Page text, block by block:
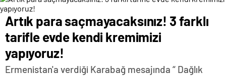
Artık para saçmayacaksınız! 3 farklı
tarifle evde kendi kremimizi
yapıyoruz!
Ermenistan'a verdiği Karabağ mesajında “ Dağlık